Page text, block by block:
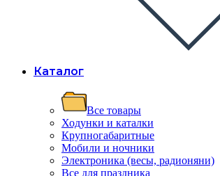
Каталог
Все товары
Ходунки и каталки
Крупногабаритные
Мобили и ночники
Электроника (весы, радионяни)
Все для праздника